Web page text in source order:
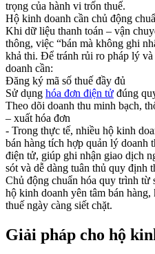
trọng của hành vi trốn thuế.
Hộ kinh doanh cần chủ động
Khi dữ liệu thanh toán – vận
thông, việc “bán mà không ghi
khả thi. Để tránh rủi ro pháp lý
doanh cần:
Đăng ký mã số thuế đầy đủ
Sử dụng hóa đơn điện tử đúng
Theo dõi doanh thu minh bạch,
– xuất hóa đơn
- Trong thực tế, nhiều hộ kinh
bán hàng tích hợp quản lý doanh
điện tử, giúp ghi nhận giao dịch
sót và dễ dàng tuân thủ quy định
Chủ động chuẩn hóa quy trình từ
hộ kinh doanh yên tâm bán
thuế ngày càng siết chặt.
Giải pháp cho hộ